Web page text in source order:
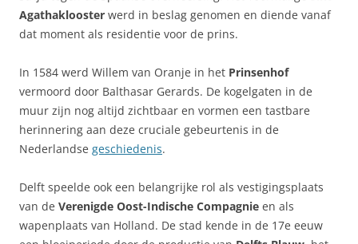
Agathaklooster werd in beslag genomen en diende vanaf
dat moment als residentie voor de prins.
In 1584 werd Willem van Oranje in het Prinsenhof
vermoord door Balthasar Gerards. De kogelgaten in de
muur zijn nog altijd zichtbaar en vormen een tastbare
herinnering aan deze cruciale gebeurtenis in de
Nederlandse geschiedenis.
Delft speelde ook een belangrijke rol als vestigingsplaats
van de Verenigde Oost-Indische Compagnie en als
wapenplaats van Holland. De stad kende in de 17e eeuw